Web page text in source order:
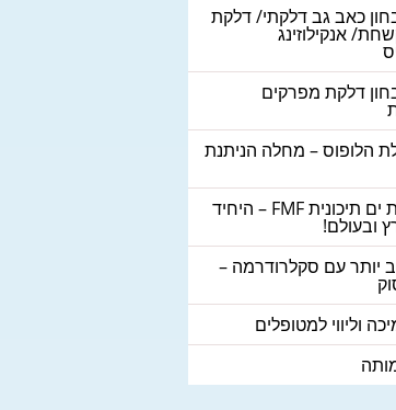
כאב גב דלקתי/ דלקת
אנקילוזינג
דלקת מפרקים
הלופוס – מחלה הניתנת
ספר קדחת ים תיכונית FMF – היחיד
ובעולם!
יותר עם סקלרודרמה –
וליווי למטופלים